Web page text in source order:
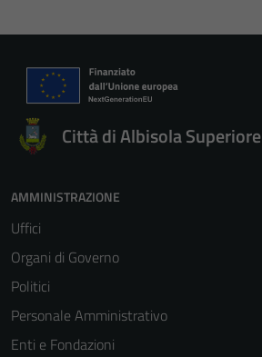
Città di Albisola Superiore
AMMINISTRAZIONE
Uffici
Organi di Governo
Politici
Personale Amministrativo
Enti e Fondazioni